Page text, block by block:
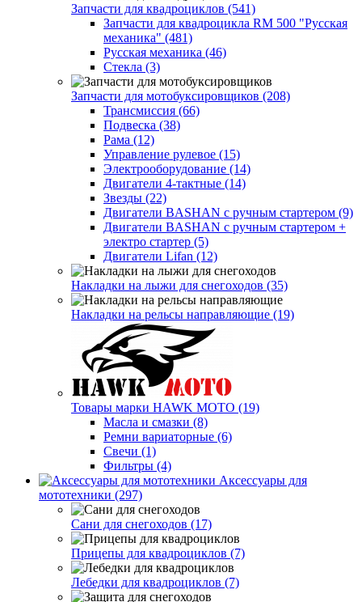
Запчасти для квадроциклов (541)
Запчасти для квадроцикла RM 500 "Русская
механика" (481)
Русская механика (46)
Стекла (3)
Запчасти для мотобуксировщиков (208)
Трансмиссия (66)
Подвеска (38)
Рама (12)
Управление рулевое (15)
Электрооборудование (14)
Двигатели 4-тактные (14)
Звезды (22)
Двигатели BASHAN с ручным стартером (9)
Двигатели BASHAN с ручным стартером +
электро стартер (5)
Двигатели Lifan (12)
Накладки на лыжи для снегоходов (35)
Накладки на рельсы направляющие (19)
Товары марки HAWK MOTO (19)
Масла и смазки (8)
Ремни вариаторные (6)
Свечи (1)
Фильтры (4)
Аксессуары для
мототехники (297)
Сани для снегоходов (17)
Прицепы для квадроциклов (7)
Лебедки для квадроциклов (7)